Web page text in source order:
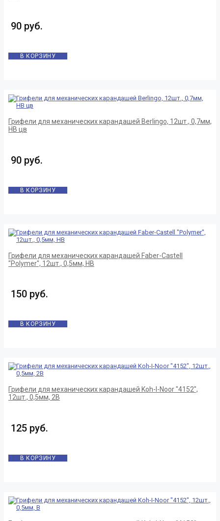
90 руб.
В КОРЗИНУ
Грифели для механических карандашей Berlingo, 12шт., 0,7мм,
HB цв
90 руб.
В КОРЗИНУ
Грифели для механических карандашей Faber-Castell
"Polymer", 12шт., 0,5мм, HB
150 руб.
В КОРЗИНУ
Грифели для механических карандашей Koh-I-Noor "4152",
12шт., 0,5мм, 2B
125 руб.
В КОРЗИНУ